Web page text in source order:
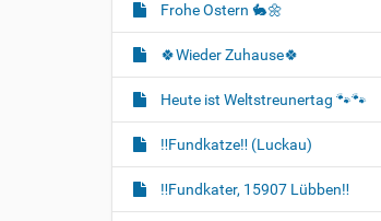
Frohe Ostern 🐇🌼
🍀Wieder Zuhause🍀
Heute ist Weltstreunertag 🐾🐾
‼️Fundkatze‼️ (Luckau)
‼️Fundkater, 15907 Lübben‼️